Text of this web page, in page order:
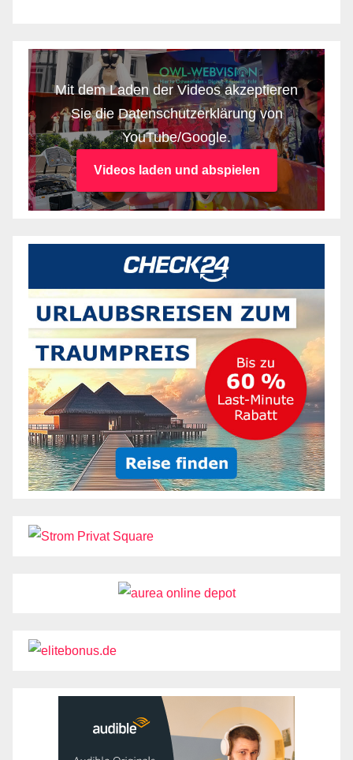
Mit dem Laden der Videos akzeptieren
Sie die Datenschutzerklärung von
YouTube/Google.
Videos laden und abspielen